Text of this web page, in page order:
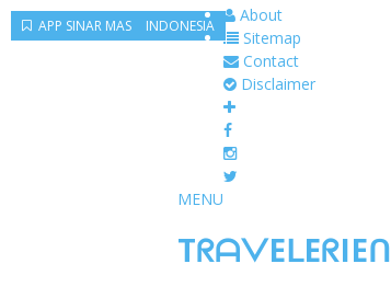
About
Sitemap
Contact
Disclaimer
MENU
TᖇᗩᐯEᒪEᖇIEᑎ
CLIMATE REALITY INDONESIA
APP SINAR MAS